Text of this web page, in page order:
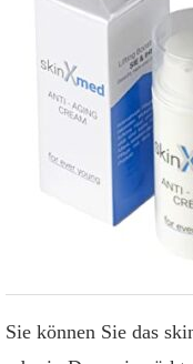
Sie können Sie das